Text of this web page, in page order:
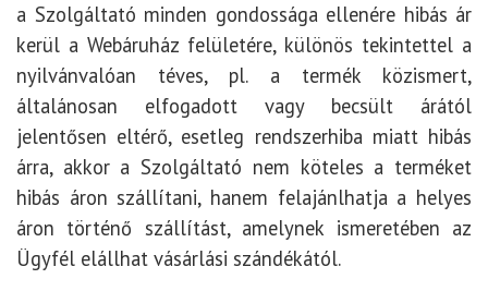
a Szolgáltató minden gondossága ellenére hibás ár
kerül a Webáruház felületére, különös tekintettel a
nyilvánvalóan téves, pl. a termék közismert,
általánosan elfogadott vagy becsült árától
jelentősen eltérő, esetleg rendszerhiba miatt hibás
árra, akkor a Szolgáltató nem köteles a terméket
hibás áron szállítani, hanem felajánlhatja a helyes
áron történő szállítást, amelynek ismeretében az
Ügyfél elállhat vásárlási szándékától.